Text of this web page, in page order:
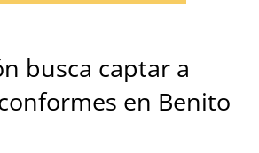
busca captar a
en Benito